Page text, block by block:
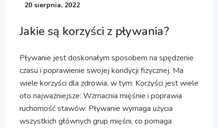
20 sierpnia, 2022
Jakie są korzyści z pływania?
Pływanie jest doskonałym sposobem na spędzenie
czasu i poprawienie swojej kondycji fizycznej. Ma
wiele korzyści dla zdrowia, w tym: Korzyści jest wiele
oto najważniejsze: Wzmacnia mięśnie i poprawia
ruchomość stawów: Pływanie wymaga użycia
wszystkich głównych grup mięśni, co pomaga